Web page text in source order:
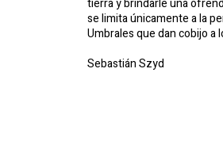
tierra y brindarle una
se limita únicamente a la
Umbrales que dan cobijo a
Sebastián Szyd